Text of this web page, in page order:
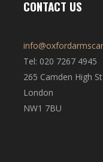
CONTACT US
Tel: 020 7267 4945
265 Camden High St
London
NW1 7BU